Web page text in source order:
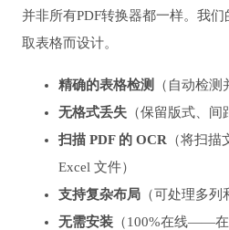
并非所有PDF转换器都一样。我
取表格而设计。
精确的表格检测
（自动检测
无格式丢失 （保留版式、间
扫描 PDF 的 OCR （将扫
Excel 文件）
支持复杂布局 （可处理多列
无需安装 （100%在线——在